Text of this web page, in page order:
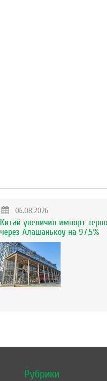
06.08.2026
Китай увеличил импорт
через Алашанькоу на 97,5%
Рубрики